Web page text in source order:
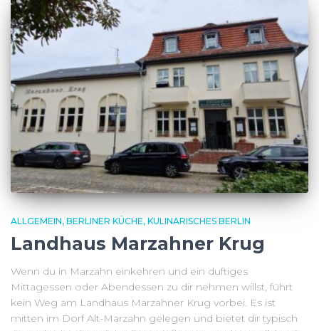
ALLGEMEIN BERLINER KÜCHE KULINARISCHES BERLIN
Landhaus Marzahner Krug
Wenn du in Marzahn einkehren und ein duftiges
Mittagessen oder Abendessen zu dir nehmen willst, führt
kein Weg am Landhaus Marzahner Krug vorbei. Es ist
mitten im Dorf Alt-Marzahn gelegen und bietet dir typisch